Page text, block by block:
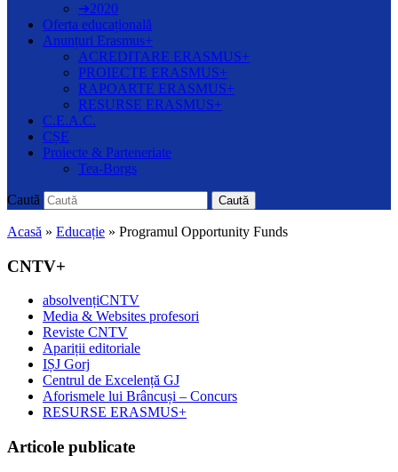
➔2020
Oferta educațională
Anunțuri Erasmus+
ACREDITARE ERASMUS+
PROIECTE ERASMUS+
RAPOARTE ERASMUS+
RESURSE ERASMUS+
C.E.A.C.
CȘE
Proiecte & Parteneriate
Tea-Borgs
Caută Caută
Acasă » Educație » Programul Opportunity Funds
CNTV+
absolvențiCNTV
Media & Websites profesori
Reviste CNTV
Apariții editoriale
IȘJ Gorj
Centrul de Excelență GJ
Aforismele lui Brâncuși – Concurs
RESURSE ERASMUS+
Articole publicate